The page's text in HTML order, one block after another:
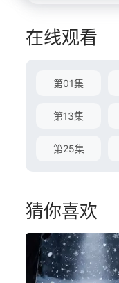
在线观看
第01集
第13集
第25集
猜你喜欢